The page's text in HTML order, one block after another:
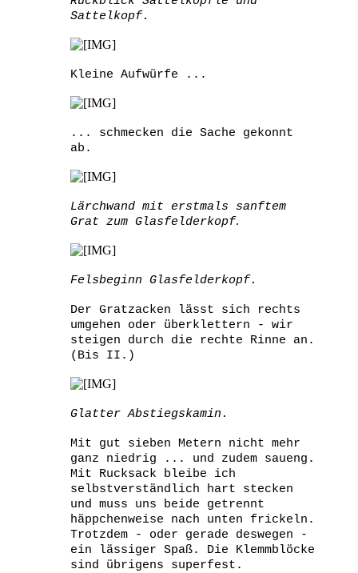
Sattelkopf.
Kleine Aufwürfe ...
... schmecken die Sache gekonnt
ab.
Lärchwand mit erstmals sanftem
Grat zum Glasfelderkopf.
Felsbeginn Glasfelderkopf.
Der Gratzacken lässt sich rechts
umgehen oder überklettern - wir
steigen durch die rechte Rinne an.
(Bis II.)
Glatter Abstiegskamin.
Mit gut sieben Metern nicht mehr
ganz niedrig ... und zudem saueng.
Mit Rucksack bleibe ich
selbstverständlich hart stecken
und muss uns beide getrennt
häppchenweise nach unten frickeln.
Trotzdem - oder gerade deswegen -
ein lässiger Spaß. Die Klemmblöcke
sind übrigens superfest.